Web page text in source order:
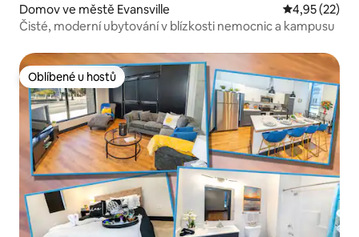
Domov ve městě Evansville Průměrné
4,95 (22)
Čisté, moderní ubytování v blízkosti nemocnic a kampusu
Oblíbené u hostů
Oblíbené u hostů